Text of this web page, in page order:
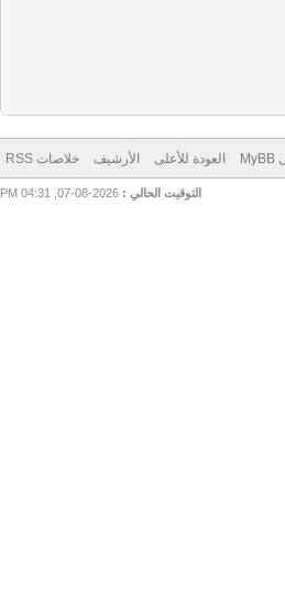
العودة للأعلى الأرشيف خلاصات RSS
التوقيت الحالي :2026-08-07, 04:31 PM